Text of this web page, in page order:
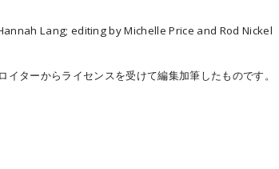
Lang; editing by Michelle Price and Rod Nickel
ターからライセンスを受けて編集加筆したものです。